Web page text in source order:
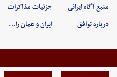
منبع آگاه ایرانی
درباره توافق
جزئیات مذاکرات
ایران و عمان را…